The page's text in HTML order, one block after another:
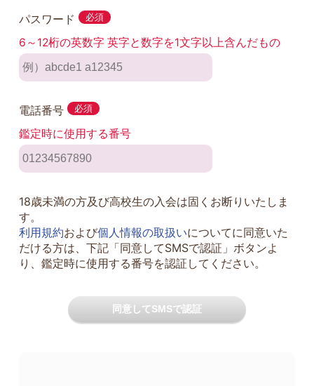
パスワード 必須
6～12桁の英数字 英字と数字を1文字以上含んだもの
電話番号 必須
鑑定時に使用する番号
18歳未満の方及び高校生の入会は固くお断りいたしま
す。
利用規約および個人情報の取扱いについてに同意いた
だける方は、下記「同意してSMSで認証」ボタンよ
り、鑑定時に使用する番号を認証してください。
同意してSMSで認証